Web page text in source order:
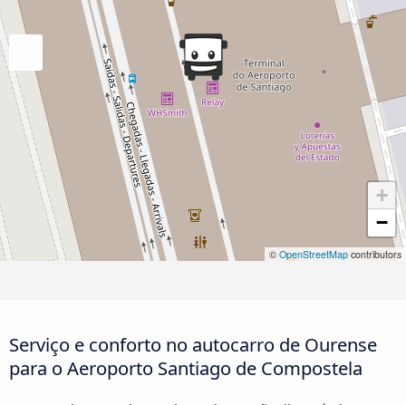
+
−
© OpenStreetMap contributors
Serviço e conforto no autocarro de Ourense
para o Aeroporto Santiago de Compostela